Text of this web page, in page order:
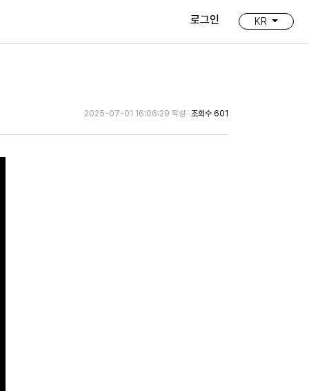
로그인 KR
2025-07-01 16:06:29 작성 조회수 601